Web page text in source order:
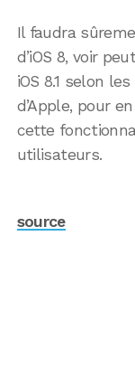
Il faudra
d’iOS 8, voir
iOS 8.1 selon
d’Apple, pour
cette
utilisateurs.
source